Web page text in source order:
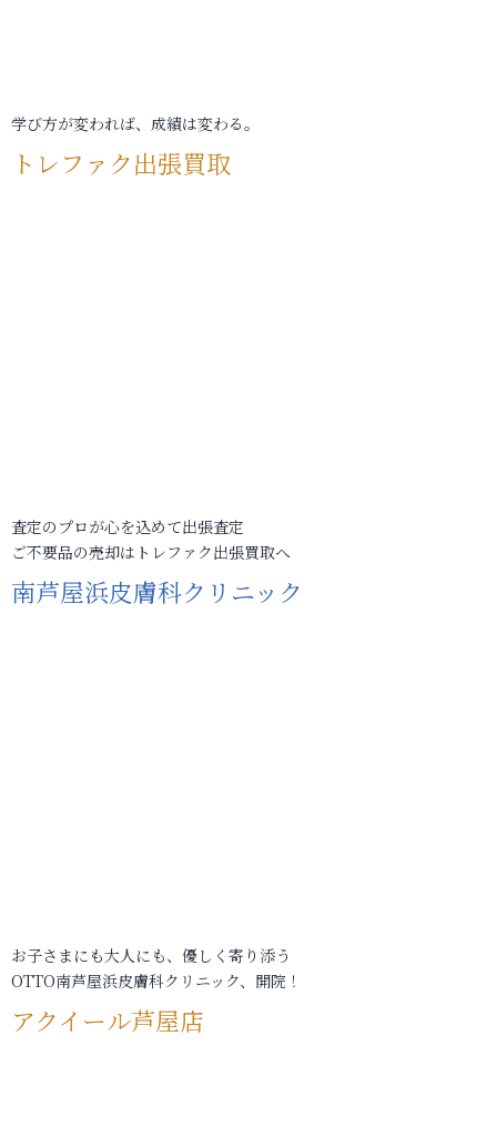
学び方が変われば、成績は変わる。
トレファク出張買取
査定のプロが心を込めて出張査定
ご不要品の売却はトレファク出張買取へ
南芦屋浜皮膚科クリニック
お子さまにも大人にも、優しく寄り添う
OTTO南芦屋浜皮膚科クリニック、開院！
アクイール芦屋店